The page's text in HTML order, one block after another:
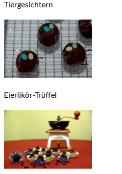
Tiergesichtern
Eierlikör-Trüffel